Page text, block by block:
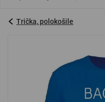
registrujte
*
Trička, polokošile